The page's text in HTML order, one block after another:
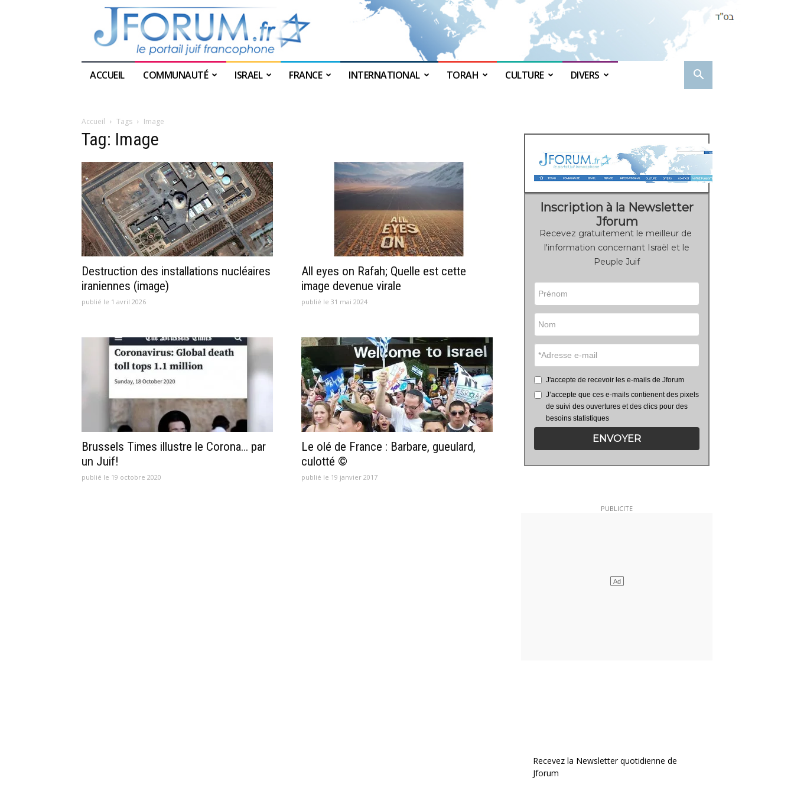
ACCUEIL COMMUNAUTÉ ISRAEL FRANCE INTERNATIONAL TORAH CULTURE DIVERS
Accueil Tags Image
Tag: Image
Destruction des installations nucléaires
iraniennes (image)
publié le 1 avril 2026
All eyes on Rafah; Quelle est cette
image devenue virale
publié le 31 mai 2024
Brussels Times illustre le Corona… par
un Juif!
publié le 19 octobre 2020
Le olé de France : Barbare, gueulard,
culotté ©
publié le 19 janvier 2017
Inscription à la Newsletter
Jforum
Recevez gratuitement le meilleur de
l'information concernant Israël et le
Peuple Juif
J'accepte de recevoir les e-mails de Jforum
J’accepte que ces e-mails contienent des pixels
de suivi des ouvertures et des clics pour des
besoins statistiques
ENVOYER
Recevez la Newsletter quotidienne de
Jforum